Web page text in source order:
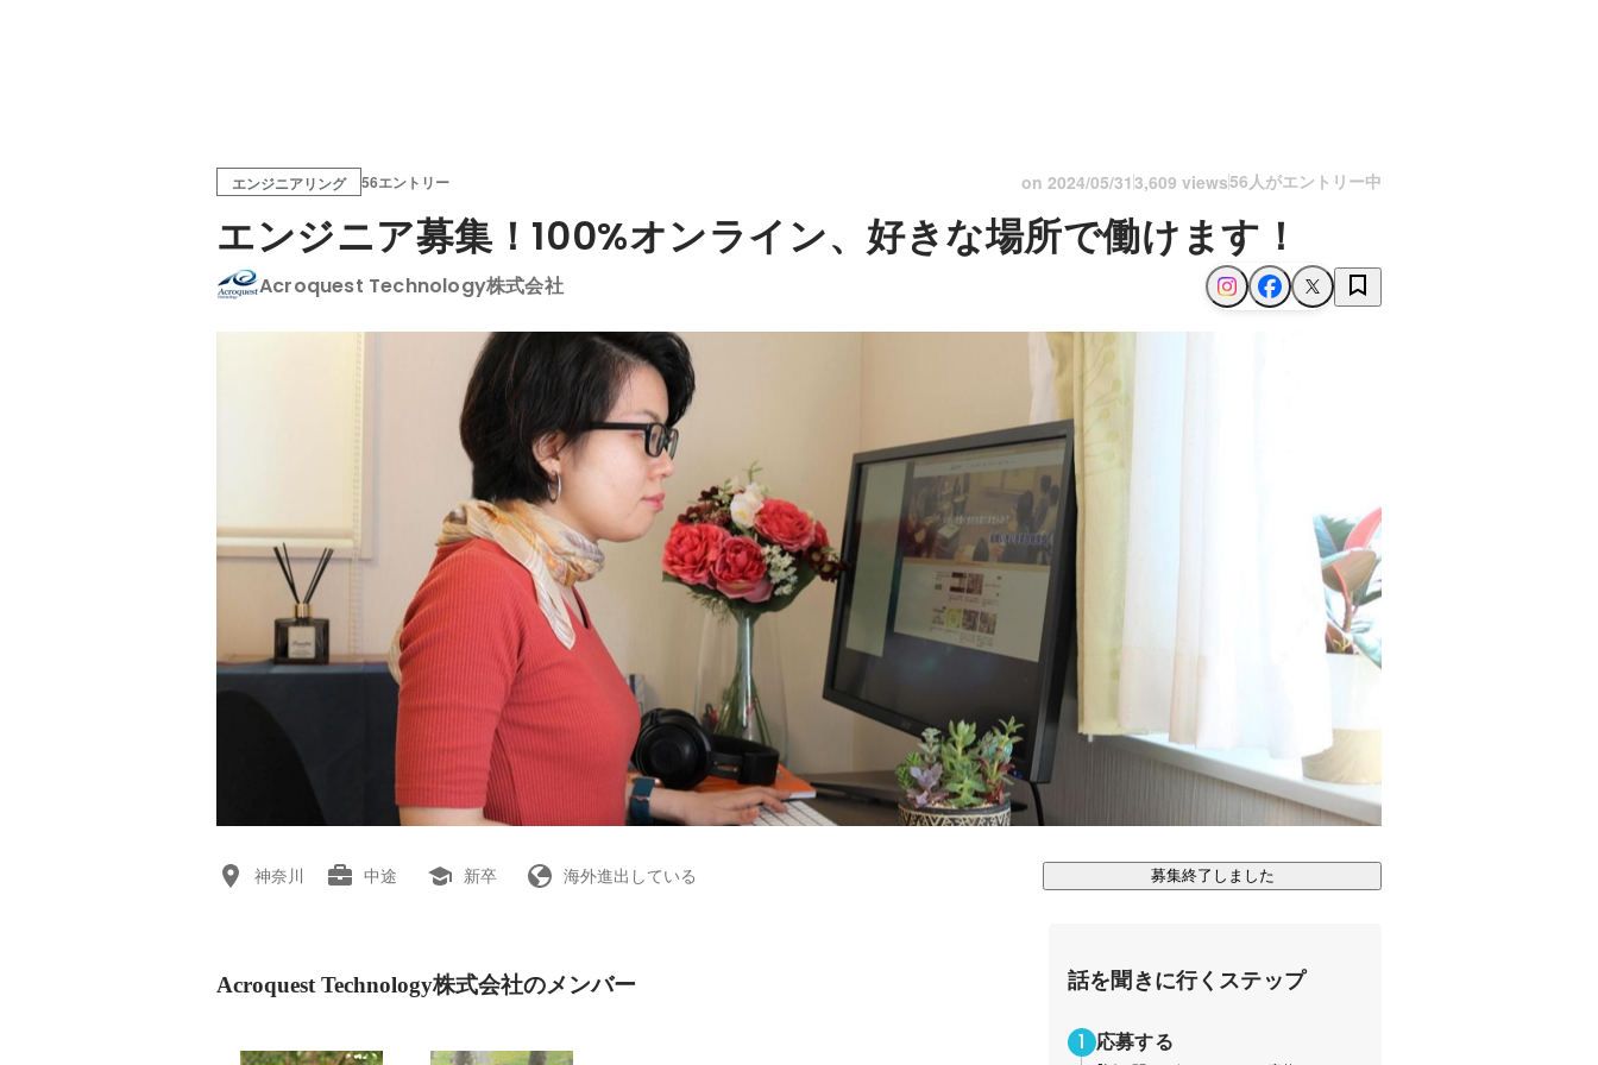
エンジニアリング 56エントリー on 2024/05/31 3,609 views56人がエントリー中
エンジニア募集！100%オンライン、好きな場所で働けます！
Acroquest Technology株式会社
神奈川 中途 新卒 海外進出している 募集終了しました
Acroquest Technology株式会社のメンバー 話を聞きに行くステップ
応募する